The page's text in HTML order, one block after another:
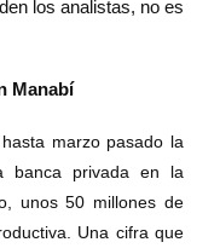
los analistas, no es
Manabí
marzo pasado la
banca privada en la
unos 50 millones de
Una cifra que